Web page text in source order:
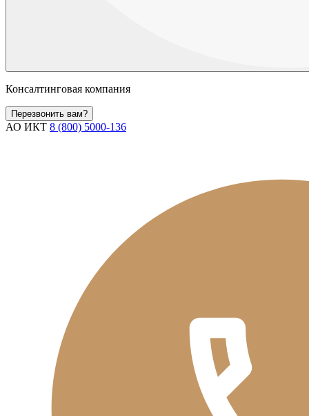
Консалтинговая компания
Перезвонить вам?
АО ИКТ 8 (800) 5000-136